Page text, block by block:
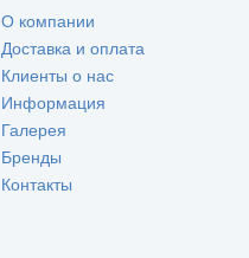
О компании
Доставка и оплата
Клиенты о нас
Информация
Галерея
Бренды
Контакты